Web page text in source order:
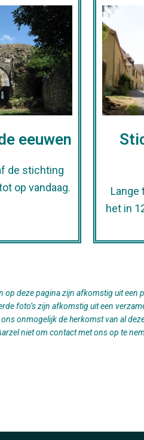
eeuwen
de stichting
op vandaag.
Lange
het in
op deze pagina zijn afkomstig uit een
foto’s zijn afkomstig uit een
onmogelijk de herkomst van al
niet om contact met ons op te